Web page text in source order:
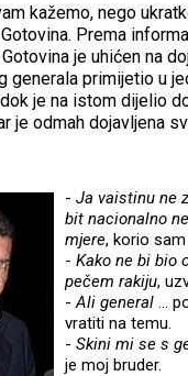
kažemo, nego
Prema
je uhićen na
generala primijetio u
je na istom dijelio
je odmah dojavljena
- Ja vaistinu ne
bit nacionalno
mjere, korio sam
- Kako ne bi bio
pečem rakiju,
-Ali general ...
vratiti na temu.
- Skini mi se s
je moj bruder.